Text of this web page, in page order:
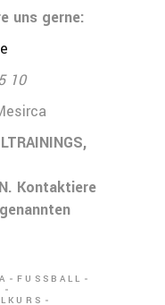
uns gerne:
10
Kontaktiere
FUSSBALL